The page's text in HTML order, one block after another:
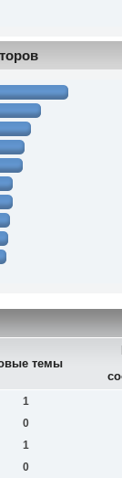
темы
1
0
1
0